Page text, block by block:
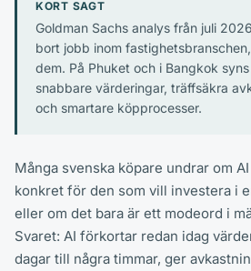
KORT SAGT
Goldman Sachs analys från juli
bort jobb inom
dem. På Phuket och i Bangkok
snabbare värderingar, träffsäkra
och smartare köpprocesser.
Många svenska köpare undrar om
konkret för den som vill investera i
eller om det bara är ett modeord i
Svaret: AI förkortar redan idag
dagar till några timmar, ger